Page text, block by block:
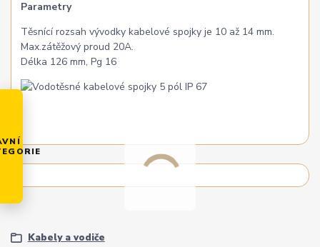
Parametry
Těsnící rozsah vývodky kabelové spojky je 10 až 14 mm.
Max.zátěžový proud 20A.
Délka 126 mm, Pg 16
Kabely a vodiče